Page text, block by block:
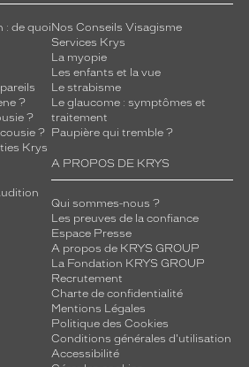
: de quoi
?
?
?
Krys
Nos Conseils Visagisme
Services Krys
La myopie
Les enfants et la vue
Le strabisme
Le glaucome : symptômes et
traitement
Paupière qui tremble ?
A PROPOS DE KRYS
Qui sommes-nous ?
Les preuves de la confiance
Espace Presse
A propos de KRYS GROUP
La Fondation KRYS GROUP
Recrutement
Charte de confidentialité
Mentions Légales
Politique des Cookies
Conditions générales d'utilisation
Accessibilité